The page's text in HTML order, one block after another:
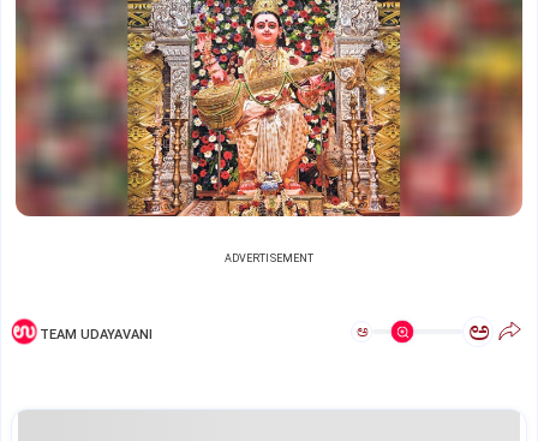
ADVERTISEMENT
TEAM UDAYAVANI ಅ ಅ